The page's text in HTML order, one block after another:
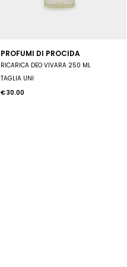
PROFUMI DI PROCIDA
RICARICA DEO VIVARA 250 ML
TAGLIA UNI
€ 30.00